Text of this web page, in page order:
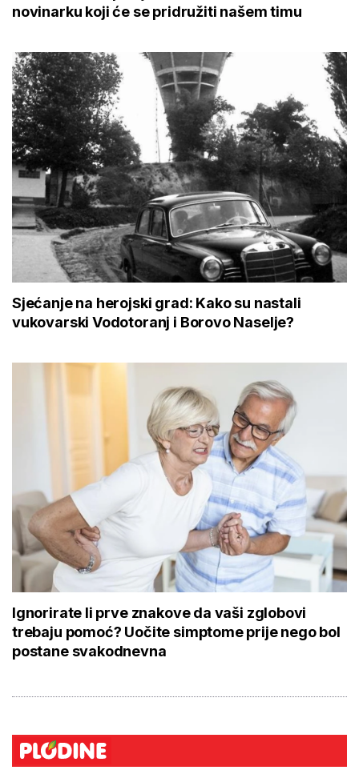
novinarku koji će se pridružiti našem timu
Sjećanje na herojski grad: Kako su nastali
vukovarski Vodotoranj i Borovo Naselje?
Ignorirate li prve znakove da vaši zglobovi
trebaju pomoć? Uočite simptome prije nego bol
postane svakodnevna